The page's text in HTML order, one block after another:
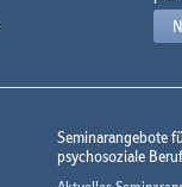
Seminarangebote
psychosoziale